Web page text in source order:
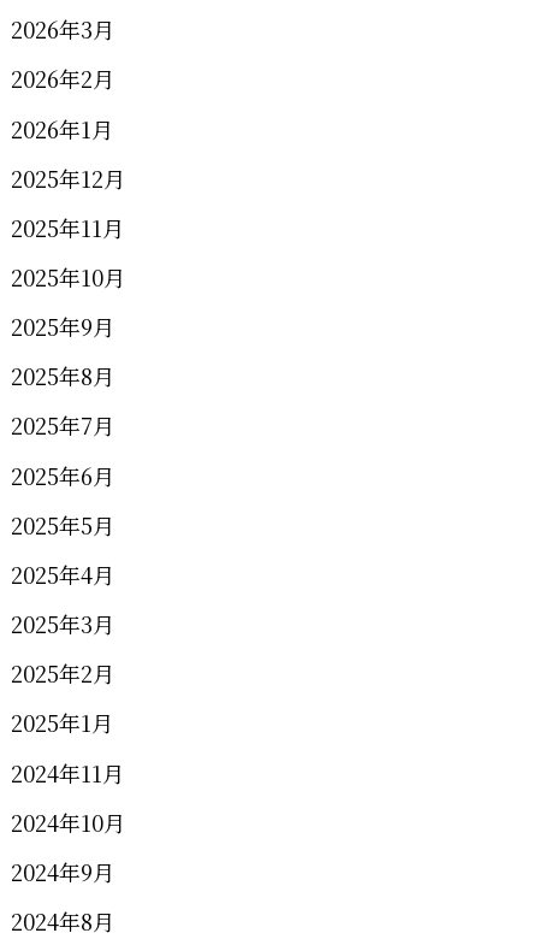
2026年3月
2026年2月
2026年1月
2025年12月
2025年11月
2025年10月
2025年9月
2025年8月
2025年7月
2025年6月
2025年5月
2025年4月
2025年3月
2025年2月
2025年1月
2024年11月
2024年10月
2024年9月
2024年8月